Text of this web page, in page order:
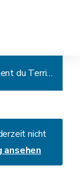
Code wallon de l'Aménagement du Territoire, de l'Urbanisme (, du Patrimoine et de l'Energie - Décret du 19 avril 2007, art. 2)
nicht